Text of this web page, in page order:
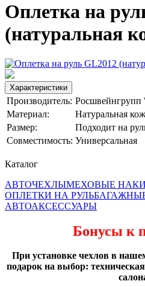
Оплетка на
(натуральная
Характеристики
Производитель:
Материал:
Натуральная
Размер:
Подходит на
Совместимость: Универсальная
Каталог
АВТОЧЕХЛЫМЕХОВЫЕ
ОПЛЕТКИ НА РУЛЬ
АВТОАКСЕССУАРЫ
Бонусы к
При установке чехлов в
подарок на выбор: